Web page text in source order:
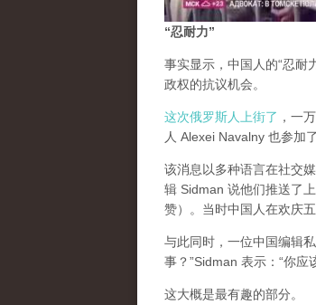
“忍耐力”
事实显示，中国人的“忍耐
政权的抗议机会。
这次俄罗斯人上街了 ，一
人 Alexei Navalny 也参加
该消息以多种语言在社交
辑 Sidman 说他们推送了
赞）。当时中国人在欢庆五
与此同时，一位中国编辑
事？”Sidman 表示：“你应
这大概是最有趣的部分。